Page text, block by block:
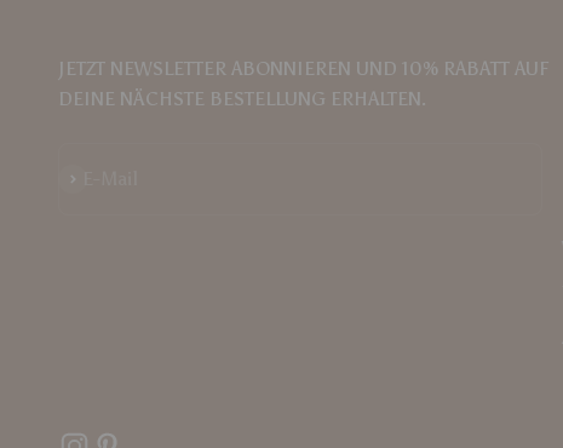
JETZT NEWSLETTER ABONNIEREN UND 10% RABATT AUF
DEINE NÄCHSTE BESTELLUNG ERHALTEN.
Abonnieren